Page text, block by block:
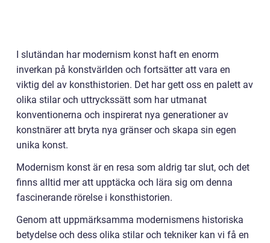
I slutändan har modernism konst haft en enorm
inverkan på konstvärlden och fortsätter att vara en
viktig del av konsthistorien. Det har gett oss en palett av
olika stilar och uttryckssätt som har utmanat
konventionerna och inspirerat nya generationer av
konstnärer att bryta nya gränser och skapa sin egen
unika konst.
Modernism konst är en resa som aldrig tar slut, och det
finns alltid mer att upptäcka och lära sig om denna
fascinerande rörelse i konsthistorien.
Genom att uppmärksamma modernismens historiska
betydelse och dess olika stilar och tekniker kan vi få en